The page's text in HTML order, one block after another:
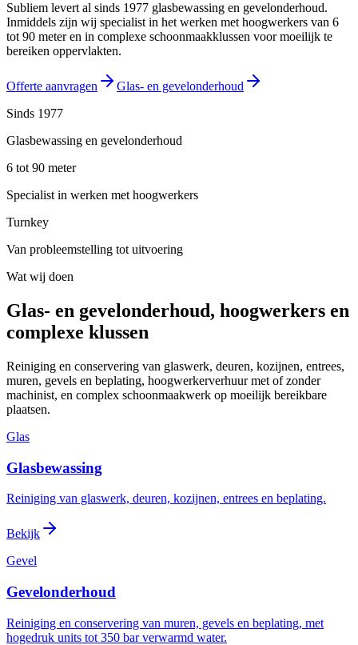
Subliem levert al sinds 1977 glasbewassing en gevelonderhoud.
Inmiddels zijn wij specialist in het werken met hoogwerkers van 6
tot 90 meter en in complexe schoonmaakklussen voor moeilijk te
bereiken oppervlakten.
Offerte aanvragen
Glas- en gevelonderhoud
Sinds 1977
Glasbewassing en gevelonderhoud
6 tot 90 meter
Specialist in werken met hoogwerkers
Turnkey
Van probleemstelling tot uitvoering
Wat wij doen
Glas- en gevelonderhoud, hoogwerkers en
complexe klussen
Reiniging en conservering van glaswerk, deuren, kozijnen, entrees,
muren, gevels en beplating, hoogwerkerverhuur met of zonder
machinist, en complex schoonmaakwerk op moeilijk bereikbare
plaatsen.
Glas
Glasbewassing
Reiniging van glaswerk, deuren, kozijnen, entrees en beplating.
Bekijk
Gevel
Gevelonderhoud
Reiniging en conservering van muren, gevels en beplating, met
hogedruk units tot 350 bar verwarmd water.